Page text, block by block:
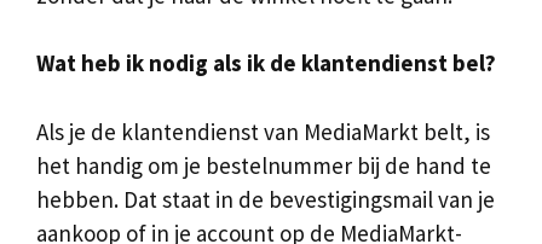
Wat heb ik nodig als ik de klantendienst bel?
Als je de klantendienst van MediaMarkt belt, is
het handig om je bestelnummer bij de hand te
hebben. Dat staat in de bevestigingsmail van je
aankoop of in je account op de MediaMarkt-